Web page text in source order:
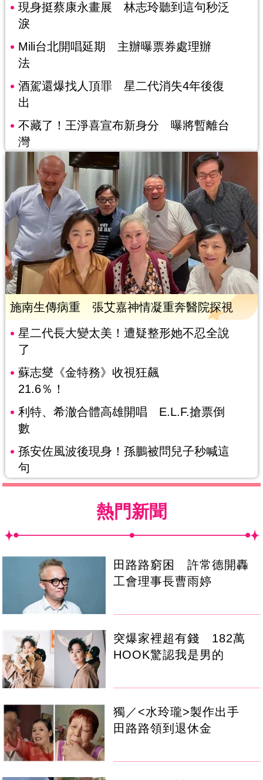
現身挺蔡康永畫展 林志玲聽到這句秒泛
淚
Mili台北開唱延期 主辦曝票券處理辦
法
酒駕還爆找人頂罪 星二代消失4年後復
出
不藏了！王淨喜宣布新身分 曝將暫離台
灣
施南生傳病重 張艾嘉神情凝重奔醫院探視
星二代長大變太美！遭疑整形她不忍全說
了
蘇志燮《金特務》收視狂飆
21.6％！
利特、希澈合體高雄開唱 E.L.F.搶票倒
數
孫安佐風波後現身！孫鵬被問兒子秒喊這
句
熱門新聞
田路路窮困 許常德開轟
工會理事長曹雨婷
突爆家裡超有錢 182萬
HOOK驚認我是男的
獨／<水玲瓏>製作出手
田路路領到退休金